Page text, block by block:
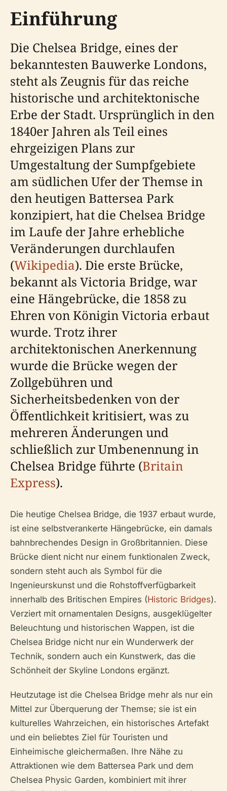
Einführung
Die Chelsea Bridge, eines der
bekanntesten Bauwerke Londons,
steht als Zeugnis für das reiche
historische und architektonische
Erbe der Stadt. Ursprünglich in den
1840er Jahren als Teil eines
ehrgeizigen Plans zur
Umgestaltung der Sumpfgebiete
am südlichen Ufer der Themse in
den heutigen Battersea Park
konzipiert, hat die Chelsea Bridge
im Laufe der Jahre erhebliche
Veränderungen durchlaufen
(Wikipedia). Die erste Brücke,
bekannt als Victoria Bridge, war
eine Hängebrücke, die 1858 zu
Ehren von Königin Victoria erbaut
wurde. Trotz ihrer
architektonischen Anerkennung
wurde die Brücke wegen der
Zollgebühren und
Sicherheitsbedenken von der
Öffentlichkeit kritisiert, was zu
mehreren Änderungen und
schließlich zur Umbenennung in
Chelsea Bridge führte (Britain
Express).
Die heutige Chelsea Bridge, die 1937 erbaut wurde,
ist eine selbstverankerte Hängebrücke, ein damals
bahnbrechendes Design in Großbritannien. Diese
Brücke dient nicht nur einem funktionalen Zweck,
sondern steht auch als Symbol für die
Ingenieurskunst und die Rohstoffverfügbarkeit
innerhalb des Britischen Empires (Historic Bridges).
Verziert mit ornamentalen Designs, ausgeklügelter
Beleuchtung und historischen Wappen, ist die
Chelsea Bridge nicht nur ein Wunderwerk der
Technik, sondern auch ein Kunstwerk, das die
Schönheit der Skyline Londons ergänzt.
Heutzutage ist die Chelsea Bridge mehr als nur ein
Mittel zur Überquerung der Themse; sie ist ein
kulturelles Wahrzeichen, ein historisches Artefakt
und ein beliebtes Ziel für Touristen und
Einheimische gleichermaßen. Ihre Nähe zu
Attraktionen wie dem Battersea Park und dem
Chelsea Physic Garden, kombiniert mit ihrer